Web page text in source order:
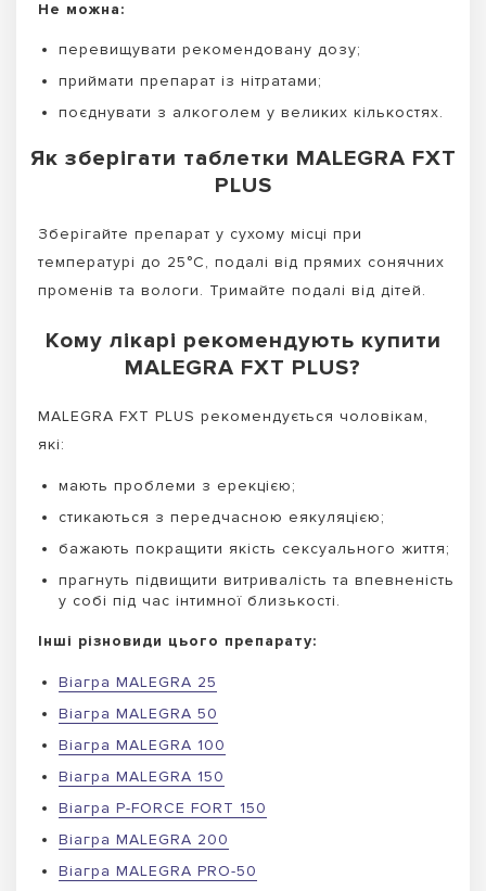
Не можна:
перевищувати рекомендовану дозу;
приймати препарат із нітратами;
поєднувати з алкоголем у великих кількостях.
Як зберігати таблетки MALEGRA FXT
PLUS
Зберігайте препарат у сухому місці при
температурі до 25°C, подалі від прямих сонячних
променів та вологи. Тримайте подалі від дітей.
Кому лікарі рекомендують купити
MALEGRA FXT PLUS?
MALEGRA FXT PLUS рекомендується чоловікам,
які:
мають проблеми з ерекцією;
стикаються з передчасною еякуляцією;
бажають покращити якість сексуального життя;
прагнуть підвищити витривалість та впевненість
у собі під час інтимної близькості.
Інші різновиди цього препарату:
Віагра MALEGRA 25
Віагра MALEGRA 50
Віагра MALEGRA 100
Віагра MALEGRA 150
Віагра P-FORCE FORT 150
Віагра MALEGRA 200
Віагра MALEGRA PRO-50